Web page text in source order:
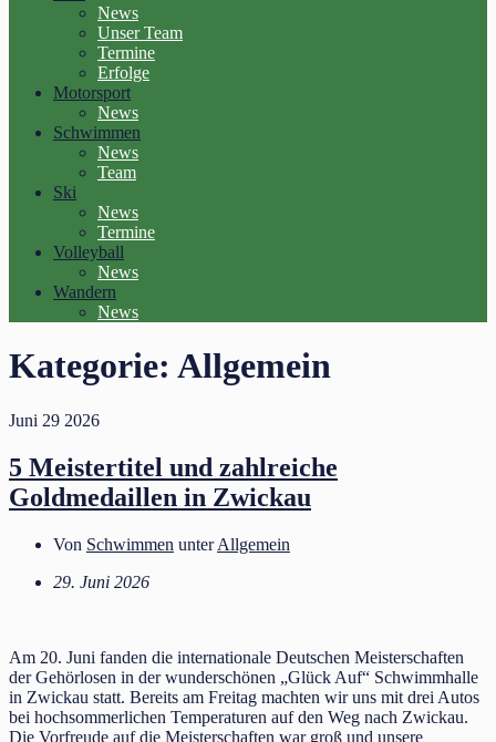
News
Unser Team
Termine
Erfolge
Motorsport
News
Schwimmen
News
Team
Ski
News
Termine
Volleyball
News
Wandern
News
Kategorie: Allgemein
Juni 29 2026
5 Meistertitel und zahlreiche
Goldmedaillen in Zwickau
Von Schwimmen unterAllgemein
29. Juni 2026
Am 20. Juni fanden die internationale Deutschen Meisterschaften
der Gehörlosen in der wunderschönen „Glück Auf“ Schwimmhalle
in Zwickau statt. Bereits am Freitag machten wir uns mit drei Autos
bei hochsommerlichen Temperaturen auf den Weg nach Zwickau.
Die Vorfreude auf die Meisterschaften war groß und unsere